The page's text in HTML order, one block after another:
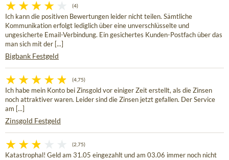
(4)
Ich kann die positiven Bewertungen leider nicht teilen. Sämtliche
Kommunikation erfolgt lediglich über eine unverschlüsselte und
ungesicherte Email-Verbindung. Ein gesichertes Kunden-Postfach über das
man sich mit der [...]
Bigbank Festgeld
(4,75)
Ich habe mein Konto bei Zinsgold vor einiger Zeit erstellt, als die Zinsen
noch attraktiver waren. Leider sind die Zinsen jetzt gefallen. Der Service
am [...]
Zinsgold Festgeld
(2,75)
Katastrophal! Geld am 31.05 eingezahlt und am 03.06 immer noch nicht